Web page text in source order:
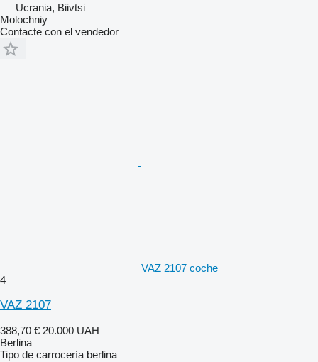
Ucrania, Biivtsi
Molochniy
Contacte con el vendedor
VAZ 2107 coche
4
VAZ 2107
388,70 € 20.000 UAH
Berlina
Tipo de carrocería berlina